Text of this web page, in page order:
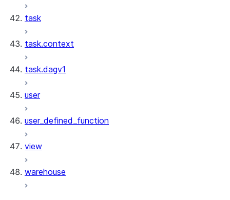
task
task.context
task.dagv1
user
user_defined_function
view
warehouse